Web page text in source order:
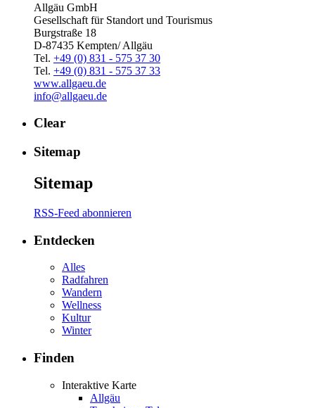
Allgäu GmbH
Gesellschaft für Standort und Tourismus
Burgstraße 18
D-87435 Kempten/ Allgäu
Tel. +49 (0) 831 - 575 37 30
Tel. +49 (0) 831 - 575 37 33
www.allgaeu.de
info@allgaeu.de
Clear
Sitemap
Sitemap
RSS-Feed abonnieren
Entdecken
Alles
Radfahren
Wandern
Wellness
Kultur
Winter
Finden
Interaktive Karte
Allgäu